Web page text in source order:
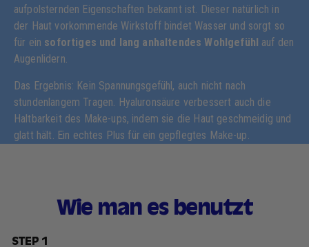
aufpolsternden Eigenschaften bekannt ist. Dieser natürlich in
der Haut vorkommende Wirkstoff bindet Wasser und sorgt so
für ein sofortiges und lang anhaltendes Wohlgefühl auf den
Augenlidern.
Das Ergebnis: Kein Spannungsgefühl, auch nicht nach
stundenlangem Tragen. Hyaluronsäure verbessert auch die
Haltbarkeit des Make-ups, indem sie die Haut geschmeidig und
glatt hält. Ein echtes Plus für ein gepflegtes Make-up.
Wie man es benutzt
STEP 1